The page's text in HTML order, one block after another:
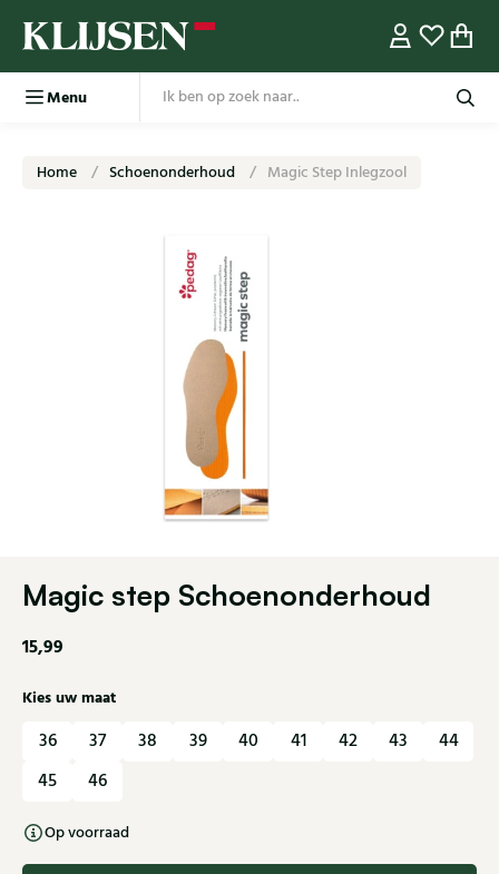
Menu
Home Schoenonderhoud Magic Step Inlegzool
Magic step Schoenonderhoud
15,99
Kies uw maat
36 37 38 39 40 41 42 43
44
45
46
Op voorraad